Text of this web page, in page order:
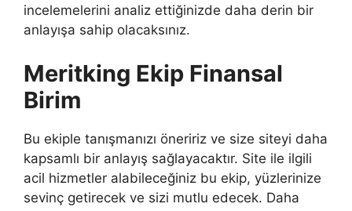
incelemelerini analiz ettiğinizde daha derin bir
anlayışa sahip olacaksınız.
Meritking Ekip Finansal
Birim
Bu ekiple tanışmanızı öneririz ve size siteyi daha
kapsamlı bir anlayış sağlayacaktır. Site ile ilgili
acil hizmetler alabileceğiniz bu ekip, yüzlerinize
sevinç getirecek ve sizi mutlu edecek. Daha